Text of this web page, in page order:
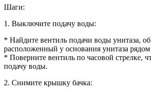
Шаги:
1. Выключите подачу воды:
* Найдите вентиль подачи воды унитаза,
расположенный у основания унитаза рядом
* Поверните вентиль по часовой стрелке,
подачу воды.
2. Снимите крышку бачка: